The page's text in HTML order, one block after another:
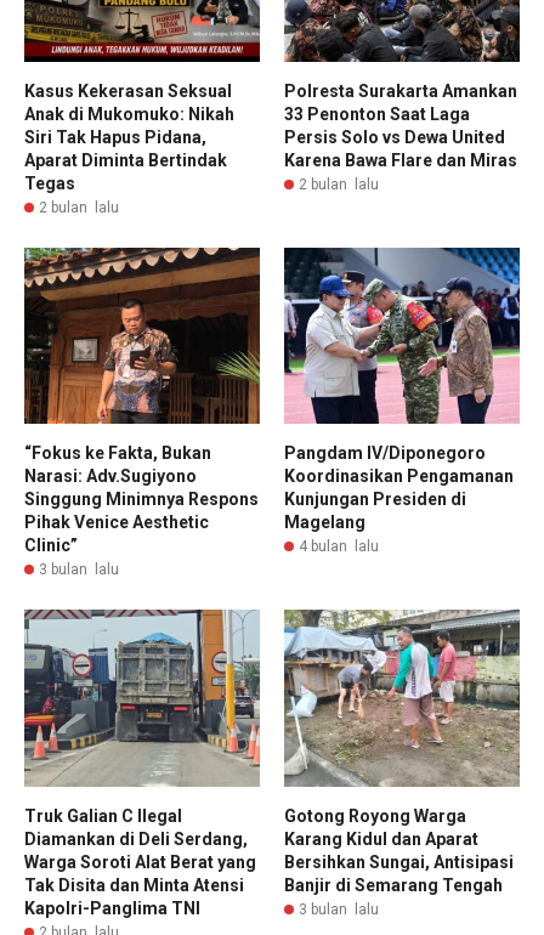
Kasus Kekerasan Seksual
Anak di Mukomuko: Nikah
Siri Tak Hapus Pidana,
Aparat Diminta Bertindak
Tegas
2 bulan lalu
Polresta Surakarta Amankan
33 Penonton Saat Laga
Persis Solo vs Dewa United
Karena Bawa Flare dan Miras
2 bulan lalu
“Fokus ke Fakta, Bukan
Narasi: Adv.Sugiyono
Singgung Minimnya Respons
Pihak Venice Aesthetic
Clinic”
3 bulan lalu
Pangdam IV/Diponegoro
Koordinasikan Pengamanan
Kunjungan Presiden di
Magelang
4 bulan lalu
Truk Galian C Ilegal
Diamankan di Deli Serdang,
Warga Soroti Alat Berat yang
Tak Disita dan Minta Atensi
Kapolri-Panglima TNI
Gotong Royong Warga
Karang Kidul dan Aparat
Bersihkan Sungai, Antisipasi
Banjir di Semarang Tengah
3 bulan lalu